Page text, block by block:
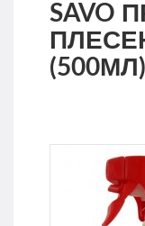
SAVO
(500МЛ)